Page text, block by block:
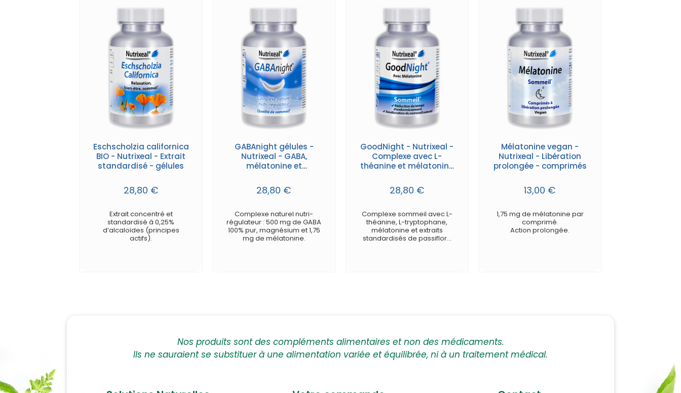
Eschscholzia californica
BIO - Nutrixeal - Extrait
standardisé - gélules
28,80 €
Extrait concentré et
standardisé à 0,25%
d’alcaloïdes (principes
actifs).
GABAnight gélules -
Nutrixeal - GABA,
mélatonine et
28,80 €
Complexe naturel nutri-
régulateur : 500 mg de GABA
100% pur, magnésium et 1,75
mg de mélatonine.
GoodNight - Nutrixeal -
Complexe avec L-
théanine et mélatonine
28,80 €
Complexe sommeil avec L-
théanine, L-tryptophane,
mélatonine et extraits
standardisés de passiflore
Mélatonine vegan -
Nutrixeal - Libération
prolongée - comprimés
13,00 €
1,75 mg de mélatonine par
comprimé.
Action prolongée.
Nos produits sont des compléments alimentaires et non des médicaments.
Ils ne sauraient se substituer à une alimentation variée et équilibrée, ni à un traitement médical.